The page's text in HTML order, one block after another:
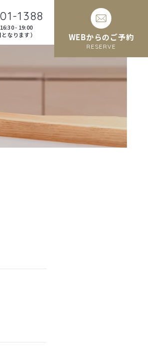
1388
- 19:00
なります）
WEBからのご予約
RESERVE